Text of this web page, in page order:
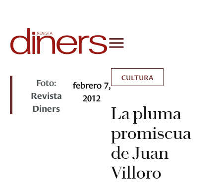
Foto:
Revista
Diners
febrero 7,
2012
CULTURA
La pluma
promiscua
de Juan
Villoro